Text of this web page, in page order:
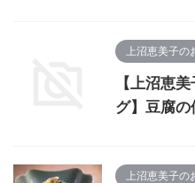
上沼恵美子
【上沼恵
グ】豆腐
上沼恵美子